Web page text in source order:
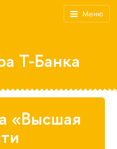
Меню
Т-Банка
«Высшая